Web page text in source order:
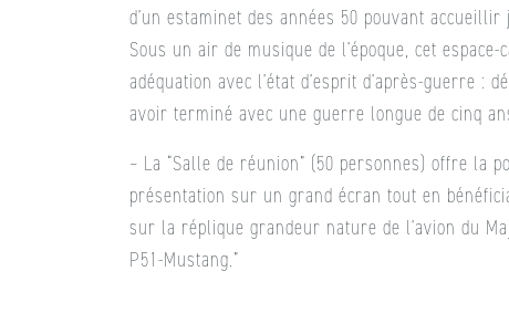
d’un estaminet des années 50 pouvant accueillir
Sous un air de musique de l’époque, cet
adéquation avec l’état d’esprit d’après-guerre :
avoir terminé avec une guerre longue de cinq
– La “Salle de réunion” (50 personnes) offre la
présentation sur un grand écran tout en
sur la réplique grandeur nature de l’avion du
P51-Mustang.”